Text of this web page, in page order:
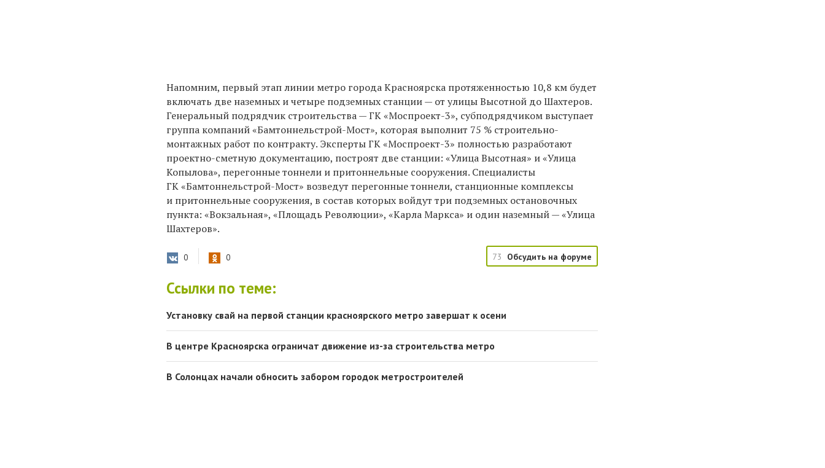
Напомним, первый этап линии метро города Красноярска протяженностью 10,8 км будет
включать две наземных и четыре подземных станции — от улицы Высотной до Шахтеров.
Генеральный подрядчик строительства — ГК «Моспроект-3», субподрядчиком выступает
группа компаний «Бамтоннельстрой-Мост», которая выполнит 75 % строительно-
монтажных работ по контракту. Эксперты ГК «Моспроект-3» полностью разработают
проектно-сметную документацию, построят две станции: «Улица Высотная» и «Улица
Копылова», перегонные тоннели и притоннельные сооружения. Специалисты
ГК «Бамтоннельстрой-Мост» возведут перегонные тоннели, станционные комплексы
и притоннельные сооружения, в состав которых войдут три подземных остановочных
пункта: «Вокзальная», «Площадь Революции», «Карла Маркса» и один наземный — «Улица
Шахтеров».
0 0 73 Обсудить на форуме
Ссылки по теме:
Установку свай на первой станции красноярского метро завершат к осени
В центре Красноярска ограничат движение из-за строительства метро
В Солонцах начали обносить забором городок метростроителей